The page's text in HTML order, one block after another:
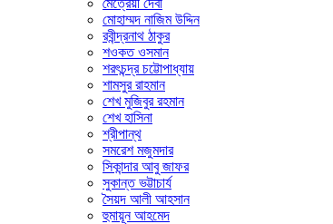
মোহাম্মদ নাজিম উদ্দিন
রবীন্দ্রনাথ ঠাকুর
শওকত ওসমান
শরৎচন্দ্র চট্টোপাধ্যায়
শামসুর রাহমান
শেখ মুজিবুর রহমান
শেখ হাসিনা
শ্রীপান্থ
সমরেশ মজুমদার
সিকান্দার আবু জাফর
সুকান্ত ভট্টাচার্য
সৈয়দ আলী আহসান
হুমায়ূন আহমেদ